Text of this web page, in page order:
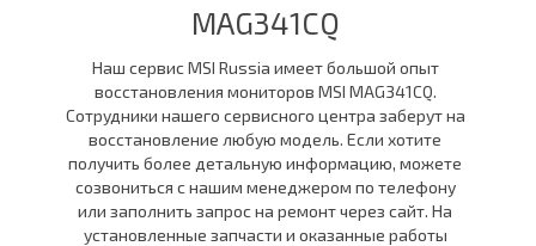
MAG341CQ
Наш сервис MSI Russia имеет большой опыт
восстановления мониторов MSI MAG341CQ.
Сотрудники нашего сервисного центра заберут на
восстановление любую модель. Если хотите
получить более детальную информацию, можете
созвониться с нашим менеджером по телефону
или заполнить запрос на ремонт через сайт. На
установленные запчасти и оказанные работы